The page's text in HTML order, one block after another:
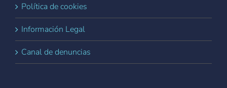
Política de cookies
Información Legal
Canal de denuncias